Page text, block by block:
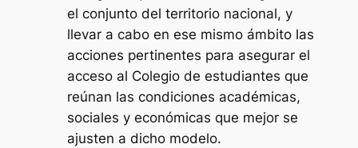
el conjunto del territorio nacional, y
llevar a cabo en ese mismo ámbito las
acciones pertinentes para asegurar el
acceso al Colegio de estudiantes que
reúnan las condiciones académicas,
sociales y económicas que mejor se
ajusten a dicho modelo.